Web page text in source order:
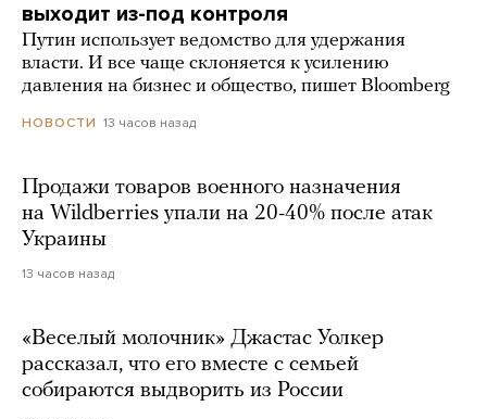
выходит из-под контроля
Путин использует ведомство для удержания
власти. И все чаще склоняется к усилению
давления на бизнес и общество, пишет Bloomberg
НОВОСТИ 13 часов назад
Продажи товаров военного назначения
на Wildberries упали на 20-40% после атак
Украины
13 часов назад
«Веселый молочник» Джастас Уолкер
рассказал, что его вместе с семьей
собираются выдворить из России